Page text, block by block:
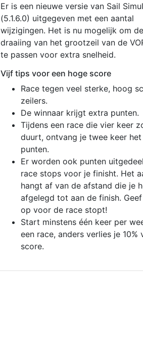
Er is een nieuwe versie van Sail
(5.1.6.0) uitgegeven met een aantal
wijzigingen. Het is nu mogelijk om de
draaiing van het grootzeil van de
te passen voor extra snelheid.
Vijf tips voor een hoge score
Race tegen veel sterke, hoog
zeilers.
De winnaar krijgt extra punten.
Tijdens een race die vier keer
duurt, ontvang je twee keer
punten.
Er worden ook punten
race stops voor je finisht. Het
hangt af van de afstand die je
afgelegd tot aan de finish.
op voor de race stopt!
Start minstens één keer per
een race, anders verlies je 10%
score.